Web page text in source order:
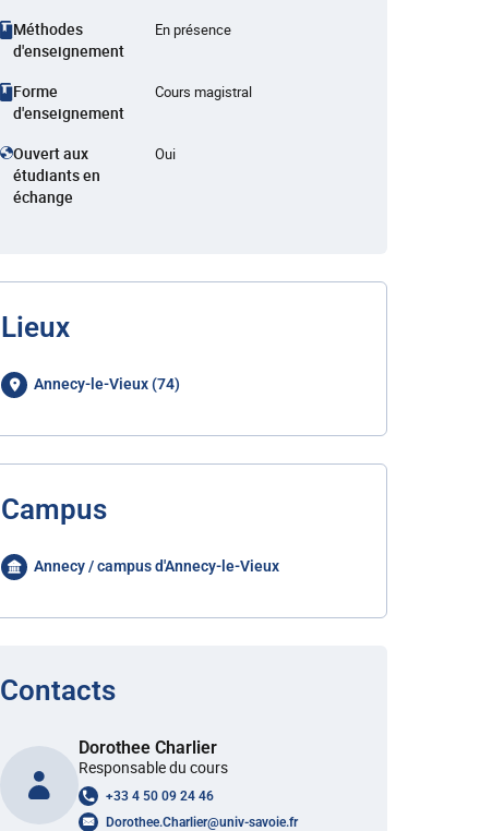
Méthodes
d'enseignement
En présence
Forme
d'enseignement
Cours magistral
Ouvert aux
étudiants en
échange
Oui
Lieux
Annecy-le-Vieux (74)
Campus
Annecy / campus d'Annecy-le-Vieux
Contacts
Dorothee Charlier
Responsable du cours
+33 4 50 09 24 46
Dorothee.Charlier@univ-savoie.fr